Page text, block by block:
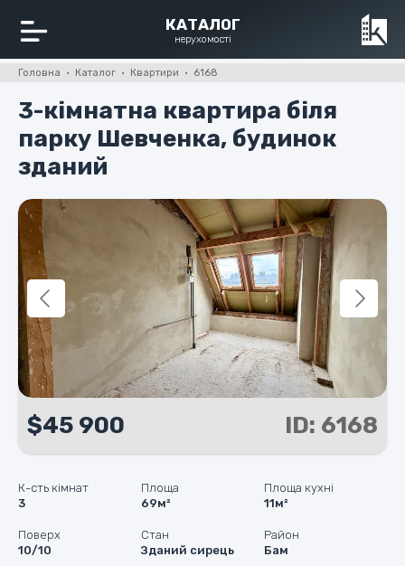
КАТАЛОГ
нерухомості
Головна · Каталог · Квартири · 6168
3-кімнатна квартира біля
парку Шевченка, будинок
зданий
$45 900 ID: 6168
К-сть кімнат
3
Площа
69м²
Площа кухні
11м²
Поверх
10/10
Стан
Зданий сирець
Район
Бам